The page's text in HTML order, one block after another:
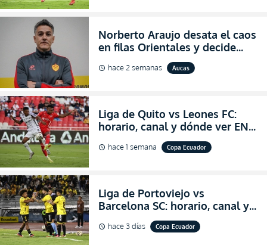
Norberto Araujo desata el caos
en filas Orientales y decide
abandonar la dirección técnica
de Aucas
schedule hace 2 semanas Aucas
Liga de Quito vs Leones FC:
horario, canal y dónde ver EN
VIVO los octavos de final de la
Copa Ecuador 2026
schedule hace 1 semana Copa Ecuador
Liga de Portoviejo vs
Barcelona SC: horario, canal y
dónde ver EN VIVO los octavos
de final de la Copa Ecuador
schedule hace 3 días Copa Ecuador